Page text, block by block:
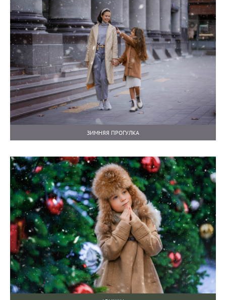
ЗИМНЯЯ ПРОГУЛКА